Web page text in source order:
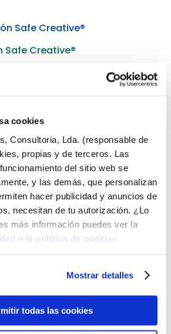
cookies
Consultoria, Lda. (responsable de
propias y de terceros. Las
del sitio web se
y las demás, que personalizan
hacer publicidad y anuncios de
necesitan de tu autorización. ¿Lo
más información puedes ver la
o la política de cookies
Mostrar detalles
todas las cookies
Safe Creative®
política de cursos online
de privacidad